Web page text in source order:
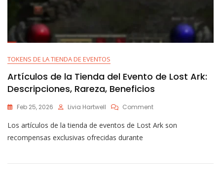
TOKENS DE LA TIENDA DE EVENTOS
Artículos de la Tienda del Evento de Lost Ark:
Descripciones, Rareza, Beneficios
Feb 25, 2026 Livia Hartwell CommentOn
De
Evento
Los artículos de la tienda de eventos de Lost Ark son
recompensas exclusivas ofrecidas durante